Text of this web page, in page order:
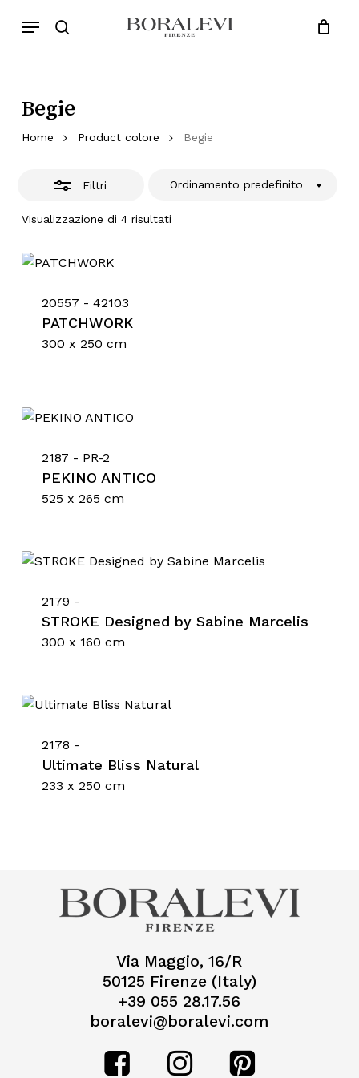
Products
search
Menu
Cart Close
carrello.
Begie
Home Product colore Begie
Filtri
Visualizzazione di 4 risultati
Ordinamento predefinito
Chiudi
20557 - 42103
PATCHWORK
300 x 250 cm
2187 - PR-2
PEKINO ANTICO
525 x 265 cm
2179 -
STROKE Designed by Sabine Marcelis
300 x 160 cm
2178 -
Ultimate Bliss Natural
233 x 250 cm
Via Maggio, 16/R
50125 Firenze (Italy)
+39 055 28.17.56
boralevi@boralevi.com